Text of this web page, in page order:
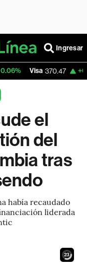
Ingresar
370.47 +0.52%
el
del
tras
había recaudado
liderada
22